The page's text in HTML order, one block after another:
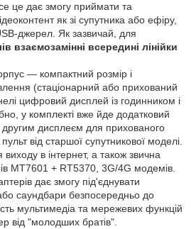
це дає змогу приймати та
як зі супутника або ефіру,
джерел. Як зазвичай, для
взаємозамінні всередині лінійки
— компактний розмір і
(стаціонарний або прихований
цифровий дисплей із годинником і
у комплекті вже йде додатковий
другим дисплеєм для прихованого
від старшої супутникової моделі.
в інтернет, а також звична
MT7601 + RT5370, 3G/4G модемів.
дає змогу під'єднувати
саундбари безпосередньо до
мультимедіа та мережевих функцій
від "молодших братів".